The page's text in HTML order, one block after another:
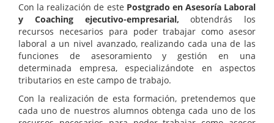
Con la realización de este Postgrado en Asesoría Laboral
y Coaching ejecutivo-empresarial,obtendrás los
recursos necesarios para poder trabajar como asesor
laboral a un nivel avanzado, realizando cada una de las
funciones de asesoramiento y gestión en una
determinada empresa, especializándote en aspectos
tributarios en este campo de trabajo.
Con la realización de esta formación, pretendemos que
cada uno de nuestros alumnos obtenga cada uno de los